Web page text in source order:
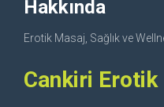
Hakkında
Erotik Masaj, Sağlık ve
Cankiri Erotik